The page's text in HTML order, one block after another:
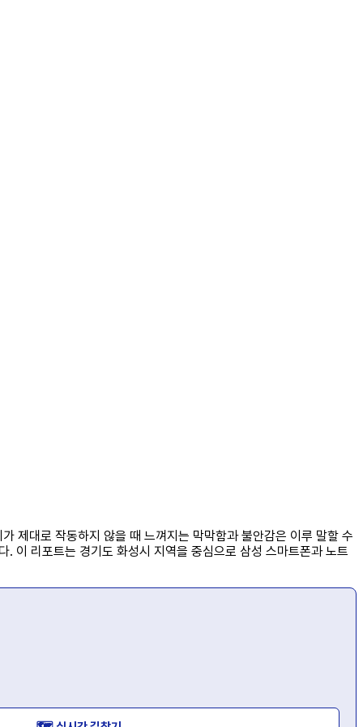
제대로 작동하지 않을 때 느껴지는 막막함과 불안감은 이루 말할 수
이 리포트는 경기도 화성시 지역을 중심으로 삼성 스마트폰과 노트